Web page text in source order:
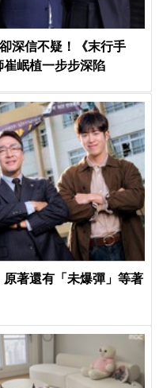
深信不疑！《末行手
岷植一步步深陷
原著還有「未爆彈」等著